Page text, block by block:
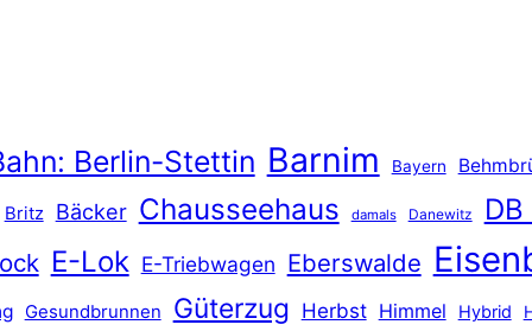
Berlin-Stettin Barnim Bayern
Britz Bäcker Chausseehaus damals Danewitz DB
E-Lok E-Triebwagen Eberswalde
Gesundbrunnen Güterzug Herbst Himmel Hybrid